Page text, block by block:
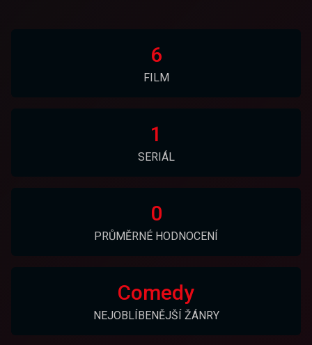
6
FILM
1
SERIÁL
0
PRŮMĚRNÉ HODNOCENÍ
Comedy
NEJOBLÍBENĚJŠÍ ŽÁNRY